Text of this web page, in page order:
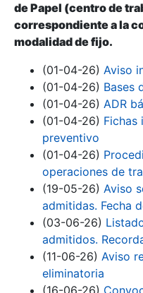
Mostrar/Ocultar
de Papel (centro de
correspondiente a la
modalidad de fijo.
(01-04-26) Aviso
(01-04-26) Bases
(01-04-26) ADR
(01-04-26) Fichas
preventivo
(01-04-26)
operaciones de
(19-05-26) Aviso
admitidas. Fecha
(03-06-26)
admitidos.
(11-06-26) Aviso
eliminatoria